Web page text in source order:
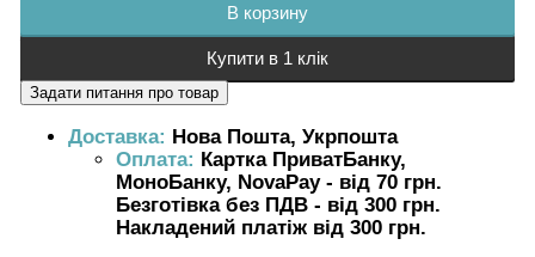
В корзину
Купити в 1 клік
Доставка: Нова Пошта, Укрпошта
Оплата: Картка ПриватБанку,
МоноБанку, NovaPay - від 70 грн.
Безготівка без ПДВ - від 300 грн.
Накладений платіж від 300 грн.